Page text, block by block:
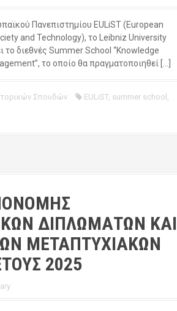
Πανεπιστημίου EULiST (European
and Technology), το Leibniz University
το διεθνές Summer School “Knowledge
το οποίο θα πραγματοποιηθεί […]
Σπουδών EULiST, summer school
ΔΙΠΛΩΜΑΤΩΝ ΚΑΙ
ΜΕΤΑΠΤΥΧΙΑΚΩΝ
2025